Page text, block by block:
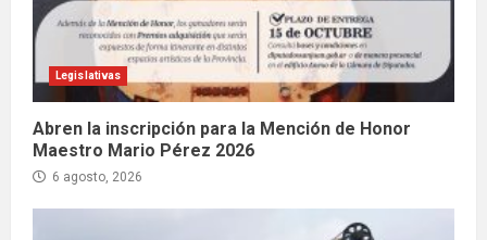
Legislativas
Abren la inscripción para la Mención de Honor
Maestro Mario Pérez 2026
6 agosto, 2026